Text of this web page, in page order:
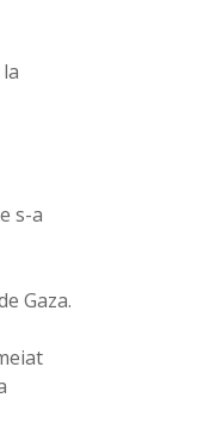
s-a
Gaza.